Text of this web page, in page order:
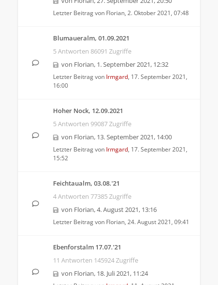
Letzter Beitrag von Florian, 2. Oktober 2021, 07:48
Blumaueralm, 01.09.2021
5 Antworten 86091 Zugriffe
von Florian, 1. September 2021, 12:32
Letzter Beitrag von Irmgard, 17. September 2021,
16:00
Hoher Nock, 12.09.2021
5 Antworten 99087 Zugriffe
von Florian, 13. September 2021, 14:00
Letzter Beitrag von Irmgard, 17. September 2021,
15:52
Feichtaualm, 03.08.'21
4 Antworten 77385 Zugriffe
von Florian,4. August 2021, 13:16
Letzter Beitrag von Florian, 24. August 2021, 09:41
Ebenforstalm 17.07.'21
11 Antworten 145924 Zugriffe
von Florian, 18. Juli 2021, 11:24